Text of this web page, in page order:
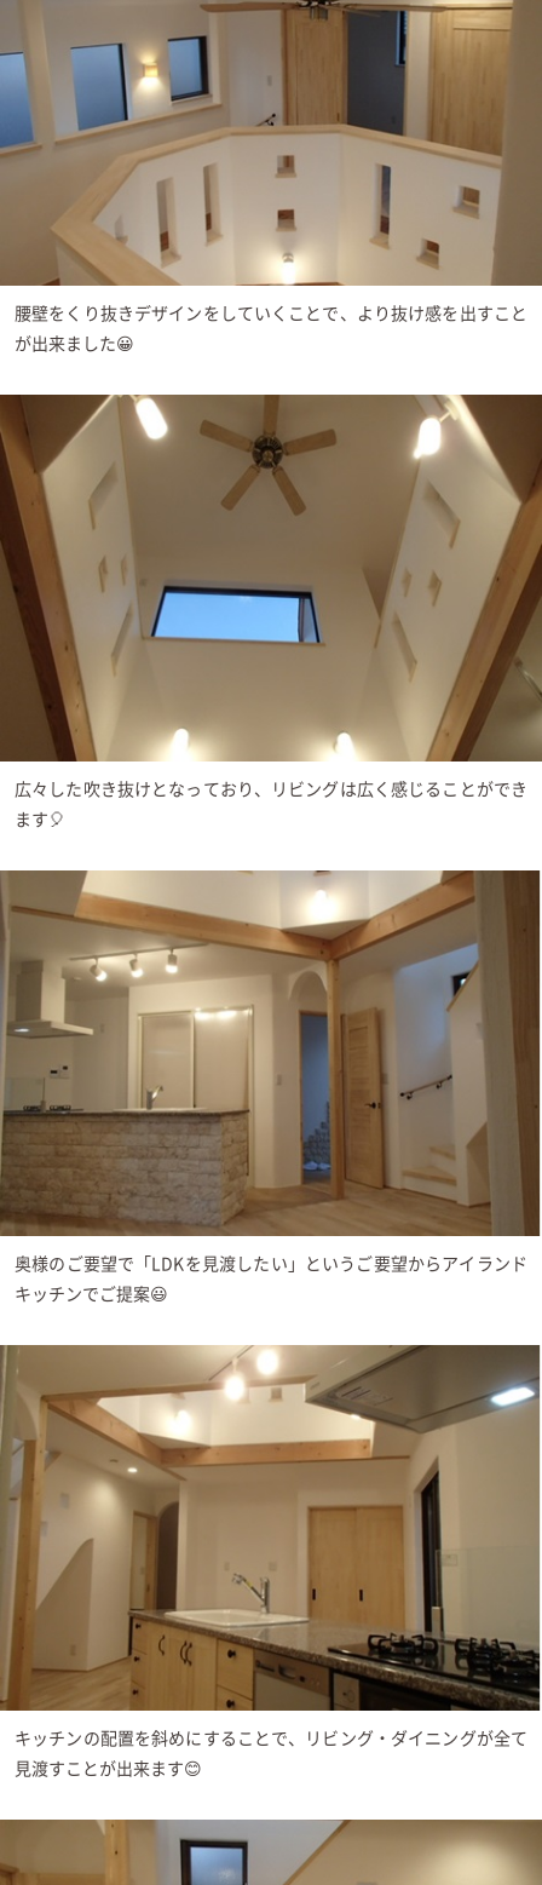
腰壁をくり抜きデザインをしていくことで、より抜け感を出すこと
が出来ました😀
広々した吹き抜けとなっており、リビングは広く感じることができ
ます🎈
奥様のご要望で「LDKを見渡したい」というご要望からアイランド
キッチンでご提案😃
キッチンの配置を斜めにすることで、リビング・ダイニングが全て
見渡すことが出来ます😊